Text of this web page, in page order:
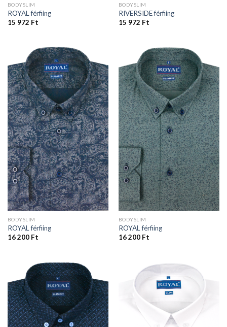
BODYSLIM
ROYAL férfiing
15 972 Ft
BODYSLIM
RIVERSIDE férfiing
15 972 Ft
BODYSLIM
ROYAL férfiing
16 200 Ft
BODYSLIM
ROYAL férfiing
16 200 Ft